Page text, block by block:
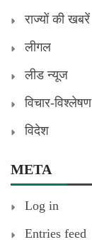
राज्यों की खबरें
लीगल
लीड न्यूज
विचार-विश्लेषण
विदेश
META
Log in
Entries feed